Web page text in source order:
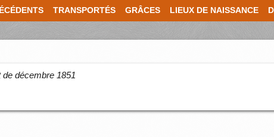
TRANSPORTÉS GRÂCES LIEUX DE NAISSANCE
de décembre 1851